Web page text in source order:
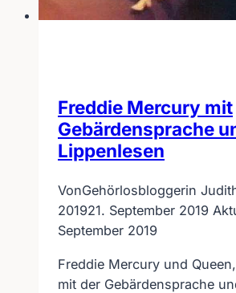
Freddie Mercury mit
Gebärdensprache
Lippenlesen
VonGehörlosbloggerin
201921. September 2019
September 2019
Freddie Mercury und
mit der Gebärdensprache